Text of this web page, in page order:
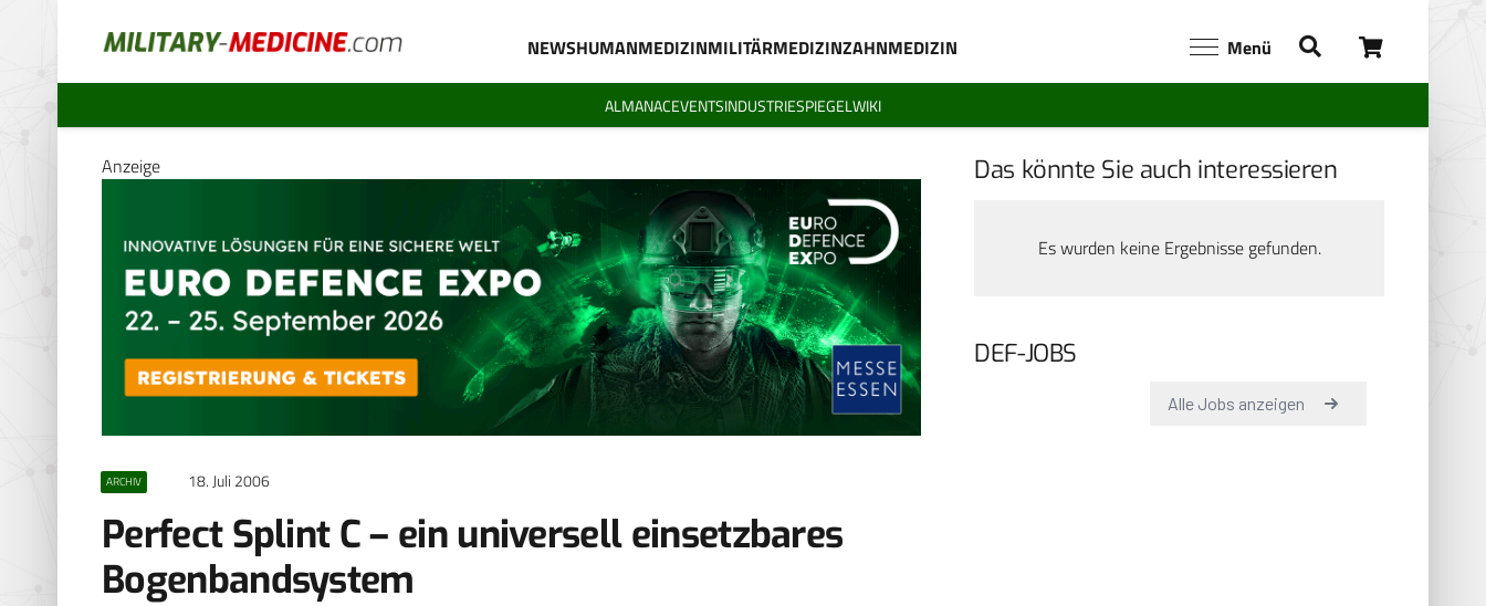
NEWSHUMANMEDIZINMILITÄRMEDIZINZAHNMEDIZIN Menü
ALMANACEVENTSINDUSTRIESPIEGELWIKI
Anzeige
ARCHIV 18. Juli 2006
Perfect Splint C – ein universell einsetzbares
Bogenbandsystem
Das könnte Sie auch interessieren
Es wurden keine Ergebnisse gefunden.
DEF-JOBS